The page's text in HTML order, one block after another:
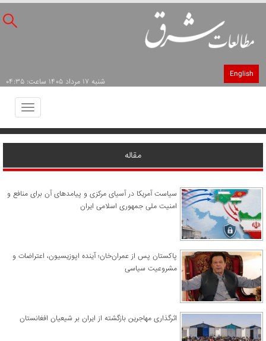
English
شنبه ۱۷ مرداد ۱۴۰۵ ساعت: ۰۴:۳۵
Toggle
مقاله
سیاست آمریکا در آسیای مرکزی و پیامدهای آن برای منافع و
امنیت ملی جمهوری اسلامی ایران
پاکستان پس از عمران‌خان؛ آینده اپوزیسیون، اعتراضات و
مشروعیت سیاسی
اثرگذاری مهاجرین بازگشته از ایران بر شیعیان افغانستان